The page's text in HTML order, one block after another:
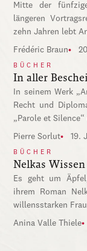
Mitte der
längeren
zehn Jahren lebt
Frédéric Braun
BÜCHER
In aller
In seinem Werk
Recht und
„Parole et
Pierre Sorlut 19.
BÜCHER
Nelkas
Es geht um
ihrem Roman
willensstarken
Anina Valle Thiele